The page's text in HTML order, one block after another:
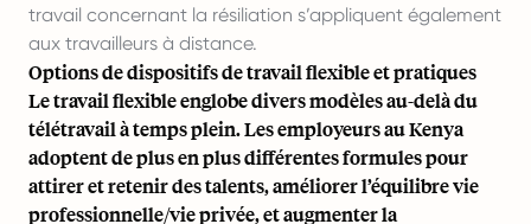
travail concernant la résiliation s’appliquent également
aux travailleurs à distance.
Options de dispositifs de travail flexible et pratiques
Le travail flexible englobe divers modèles au-delà du
télétravail à temps plein. Les employeurs au Kenya
adoptent de plus en plus différentes formules pour
attirer et retenir des talents, améliorer l’équilibre vie
professionnelle/vie privée, et augmenter la